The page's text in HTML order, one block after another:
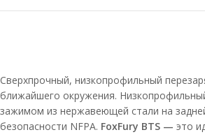
Сверхпрочный, низкопрофильный
ближайшего окружения.
зажимом из нержавеющей стали на
безопасности NFPA. FoxFury BTS — это